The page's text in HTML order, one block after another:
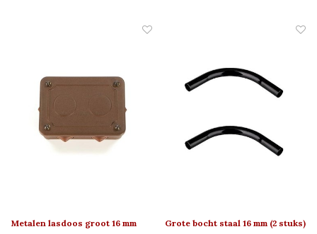
Metalen lasdoos groot 16 mm Grote bocht staal 16 mm (2 stuks)